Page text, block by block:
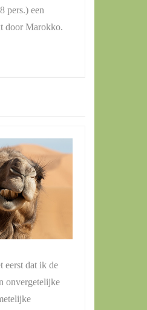
pers.) een
door Marokko.
eerst dat ik de
onvergetelijke